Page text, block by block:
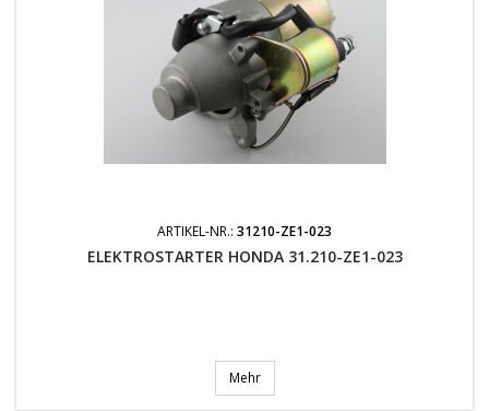
ARTIKEL-NR.: 31210-ZE1-023
ELEKTROSTARTER HONDA 31.210-ZE1-023
Mehr